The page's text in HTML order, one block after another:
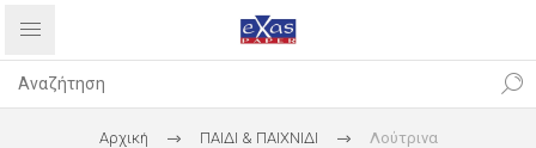
Αρχική ΠΑΙΔΙ & ΠΑΙΧΝΙΔΙ Λούτρινα